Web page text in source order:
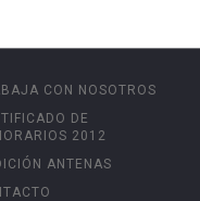
CON NOSOTROS
DE
2012
ANTENAS